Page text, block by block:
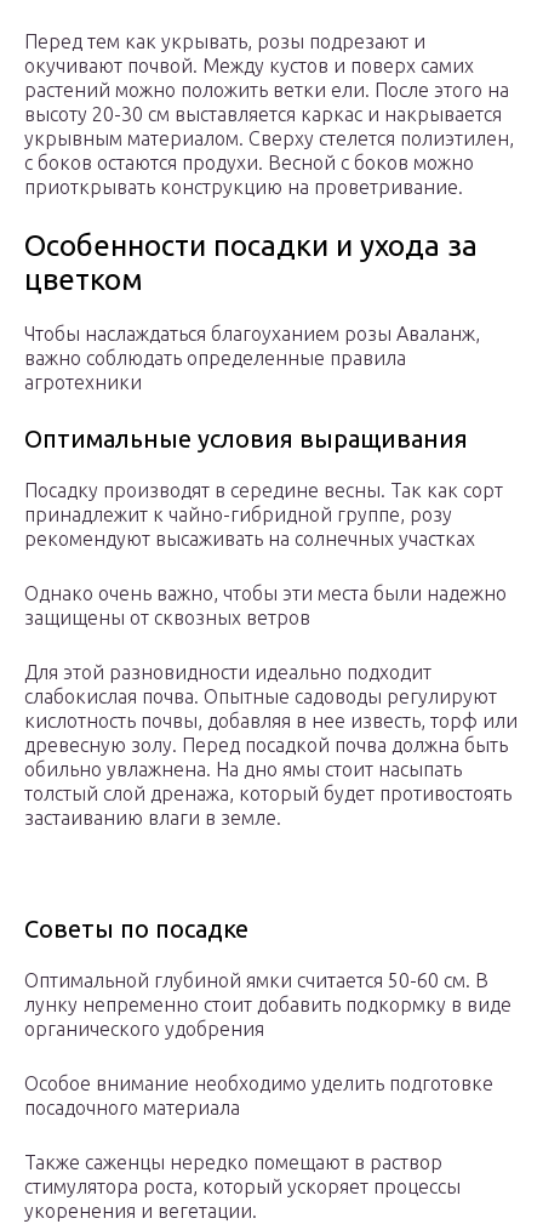
Перед тем как укрывать, розы подрезают и
окучивают почвой. Между кустов и поверх самих
растений можно положить ветки ели. После этого на
высоту 20-30 см выставляется каркас и накрывается
укрывным материалом. Сверху стелется полиэтилен,
с боков остаются продухи. Весной с боков можно
приоткрывать конструкцию на проветривание.
Особенности посадки и ухода за
цветком
Чтобы наслаждаться благоуханием розы Аваланж,
важно соблюдать определенные правила
агротехники
Оптимальные условия выращивания
Посадку производят в середине весны. Так как сорт
принадлежит к чайно-гибридной группе, розу
рекомендуют высаживать на солнечных участках
Однако очень важно, чтобы эти места были надежно
защищены от сквозных ветров
Для этой разновидности идеально подходит
слабокислая почва. Опытные садоводы регулируют
кислотность почвы, добавляя в нее известь, торф или
древесную золу. Перед посадкой почва должна быть
обильно увлажнена. На дно ямы стоит насыпать
толстый слой дренажа, который будет противостоять
застаиванию влаги в земле.
Советы по посадке
Оптимальной глубиной ямки считается 50-60 см. В
лунку непременно стоит добавить подкормку в виде
органического удобрения
Особое внимание необходимо уделить подготовке
посадочного материала
Также саженцы нередко помещают в раствор
стимулятора роста, который ускоряет процессы
укоренения и вегетации.